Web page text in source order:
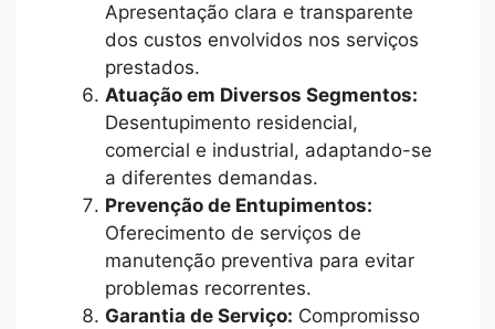
Apresentação clara e transparente
dos custos envolvidos nos serviços
prestados.
Atuação em Diversos Segmentos:
Desentupimento residencial,
comercial e industrial, adaptando-se
a diferentes demandas.
Prevenção de Entupimentos:
Oferecimento de serviços de
manutenção preventiva para evitar
problemas recorrentes.
Garantia de Serviço: Compromisso